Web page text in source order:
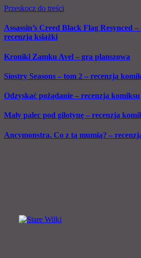
Przeskocz do treści
Assassin’s Creed Black Flag Resynced
recenzja książki
Kroniki Zamku Avel – gra planszowa
Siostry Seasons – tom 2 – recenzja
Odzyskać pożądanie – recenzja komiksu
Mały palec pod gilotynę – recenzja
Ancymonstra. Co z tą mumią? –